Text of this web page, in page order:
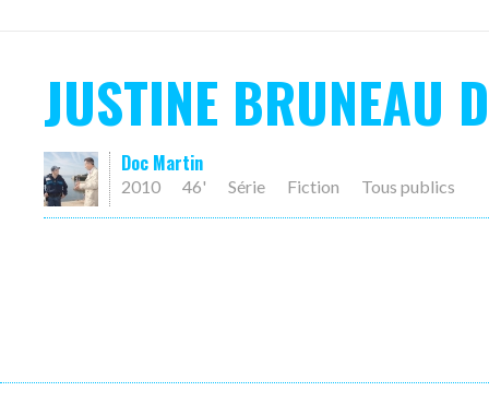
JUSTINE BRUNEAU
Doc Martin
2010 46' Série Fiction Tous publics